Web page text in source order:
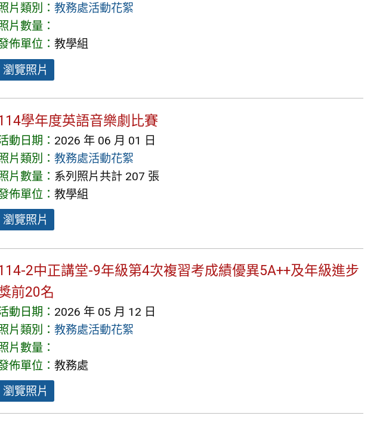
片類別： 教務處活動花絮
片數量：
佈單位： 教學組
瀏覽照片
學年度英語音樂劇比賽
動日期： 2026 年 06 月 01 日
片類別： 教務處活動花絮
片數量： 系列照片共計 207 張
佈單位： 教學組
瀏覽照片
2中正講堂-9年級第4次複習考成績優異5A++及年級進步
前20名
動日期： 2026 年 05 月 12 日
片類別： 教務處活動花絮
片數量：
佈單位： 教務處
瀏覽照片